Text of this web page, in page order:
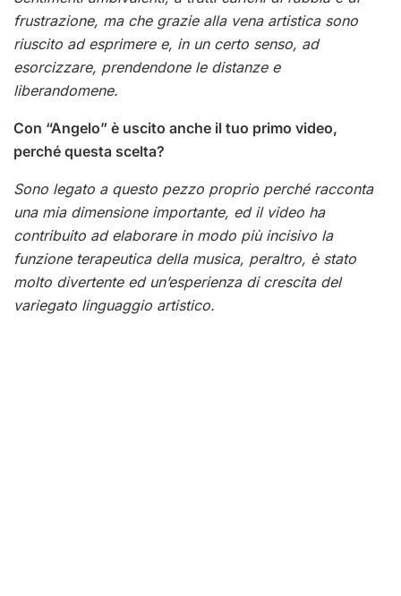
frustrazione, ma che grazie alla vena artistica sono
riuscito ad esprimere e, in un certo senso, ad
esorcizzare, prendendone le distanze e
liberandomene.
Con “Angelo” è uscito anche il tuo primo video,
perché questa scelta?
Sono legato a questo pezzo proprio perché racconta
una mia dimensione importante, ed il video ha
contribuito ad elaborare in modo più incisivo la
funzione terapeutica della musica, peraltro, è stato
molto divertente ed un’esperienza di crescita del
variegato linguaggio artistico.